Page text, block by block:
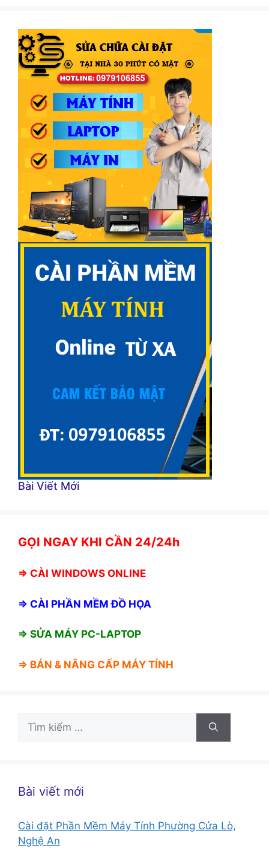
Bài Viết Mới
GỌI NGAY KHI CẦN 24/24h
⇒ CÀI WINDOWS ONLINE
⇒ CÀI PHẦN MỀM ĐỒ HỌA
⇒ SỬA MÁY PC-LAPTOP
⇒ BÁN & NÂNG CẤP MÁY TÍNH
Tìm
kiếm
Bài viết mới
Cài đặt Phần Mềm Máy Tính Phường Cửa Lò,
Nghệ An